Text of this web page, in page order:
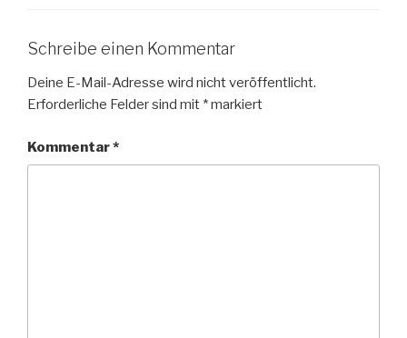
Schreibe einen Kommentar
Deine E-Mail-Adresse wird nicht veröffentlicht.
Erforderliche Felder sind mit *markiert
Kommentar*